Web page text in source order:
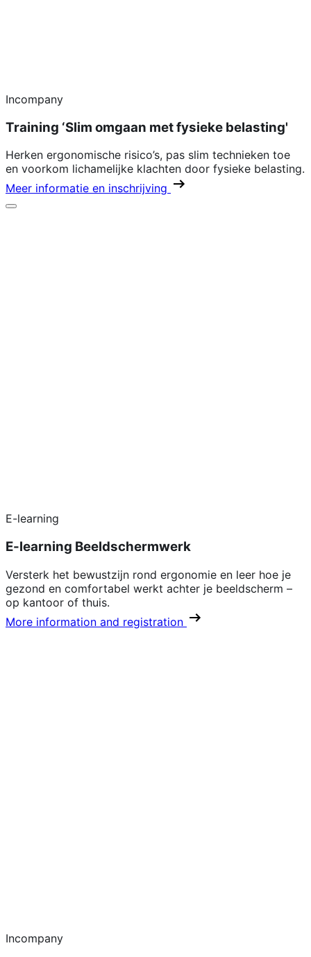
Incompany
Training ‘Slim omgaan met fysieke belasting'
Herken ergonomische risico’s, pas slim technieken toe
en voorkom lichamelijke klachten door fysieke belasting.
Meer informatie en inschrijving
E-learning
E-learning Beeldschermwerk
Versterk het bewustzijn rond ergonomie en leer hoe je
gezond en comfortabel werkt achter je beeldscherm –
op kantoor of thuis.
More information and registration
Incompany